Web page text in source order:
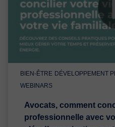
BIEN-ÊTRE DÉVELOPPEMENT
WEBINARS
Avocats, comment
professionnelle avec